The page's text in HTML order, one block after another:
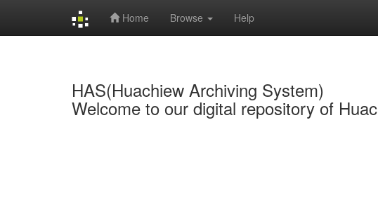
Home Browse Help
HAS(Huachiew Archiving System)
Welcome to our digital repository of